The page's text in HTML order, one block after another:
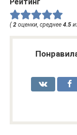
( 2 оценки, среднее 4.5